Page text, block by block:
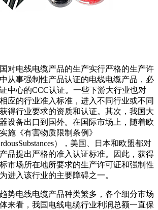
对电线电缆产品的生产实行严格的生产许
从事强制性产品认证的电线电缆产品，必
中心的CCC认证。一些下游大行业也对
应的行业准入标准，进入不同行业或不同
得行业要求的资质和认证。其次，我国大
设备出口到国外。在国际市场上，随着欧
施《有害物质限制条例》
），美国、日本和欧盟都对
品提出严格的准入认证标准。因此，获得
市场所在地所要求的生产许可证和强制性
进入该行业的主要障碍之一。
势电线电缆产品种类繁多，各个细分市场
来看，我国电线电缆行业利润总额一直保